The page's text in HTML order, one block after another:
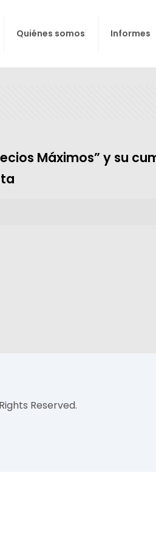
Quiénes somos Informes
Máximos” y su
Reserved.